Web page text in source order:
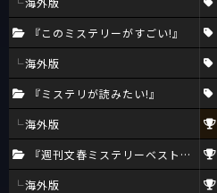
『このミステリーがすごい!』
海外版
『ミステリが読みたい!』
海外版
『週刊文春ミステリーベスト10』
海外版